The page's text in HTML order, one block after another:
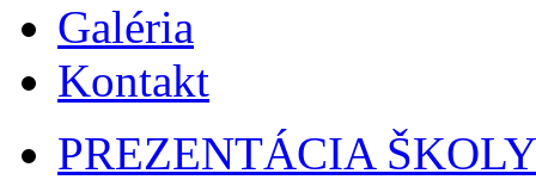
Galéria
Kontakt
PREZENTÁCIA ŠKOLY